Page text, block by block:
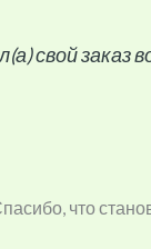
свой
что